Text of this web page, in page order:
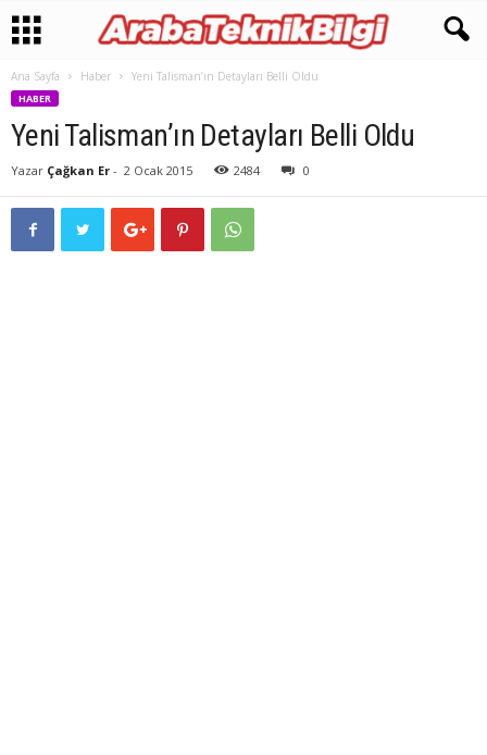
Ana Sayfa Haber Yeni Talisman’ın Detayları Belli Oldu
HABER
Yeni Talisman’ın Detayları Belli Oldu
Yazar Çağkan Er - 2 Ocak 2015 2484 0